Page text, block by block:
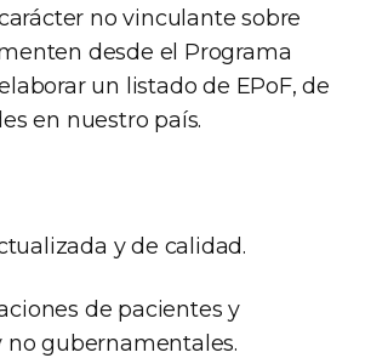
no vinculante sobre
desde el Programa
un listado de EPoF, de
en nuestro país.
y de calidad.
de pacientes y
gubernamentales.